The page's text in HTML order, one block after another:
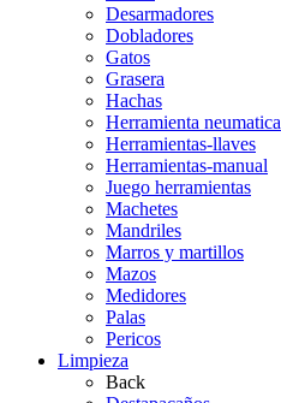
Desarmadores
Dobladores
Gatos
Grasera
Hachas
Herramienta neumatica
Herramientas-llaves
Herramientas-manual
Juego herramientas
Machetes
Mandriles
Marros y martillos
Mazos
Medidores
Palas
Pericos
Limpieza
Back